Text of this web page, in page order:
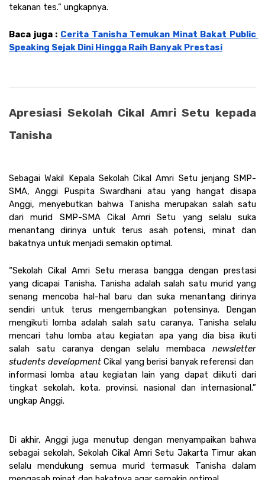
tekanan tes.” ungkapnya.
Baca juga : Cerita Tanisha Temukan Minat Bakat Public
Speaking Sejak Dini Hingga Raih Banyak Prestasi
Apresiasi Sekolah Cikal Amri Setu kepada
Tanisha
Sebagai Wakil Kepala Sekolah Cikal Amri Setu jenjang SMP-
SMA, Anggi Puspita Swardhani atau yang hangat disapa
Anggi, menyebutkan bahwa Tanisha merupakan salah satu
dari murid SMP-SMA Cikal Amri Setu yang selalu suka
menantang dirinya untuk terus asah potensi, minat dan
bakatnya untuk menjadi semakin optimal.
“Sekolah Cikal Amri Setu merasa bangga dengan prestasi
yang dicapai Tanisha. Tanisha adalah salah satu murid yang
senang mencoba hal-hal baru dan suka menantang dirinya
sendiri untuk terus mengembangkan potensinya. Dengan
mengikuti lomba adalah salah satu caranya. Tanisha selalu
mencari tahu lomba atau kegiatan apa yang dia bisa ikuti
salah satu caranya dengan selalu membaca newsletter
students development Cikal yang berisi banyak referensi dan
informasi lomba atau kegiatan lain yang dapat diikuti dari
tingkat sekolah, kota, provinsi, nasional dan internasional.”
ungkap Anggi.
Di akhir, Anggi juga menutup dengan menyampaikan bahwa
sebagai sekolah, Sekolah Cikal Amri Setu Jakarta Timur akan
selalu mendukung semua murid termasuk Tanisha dalam